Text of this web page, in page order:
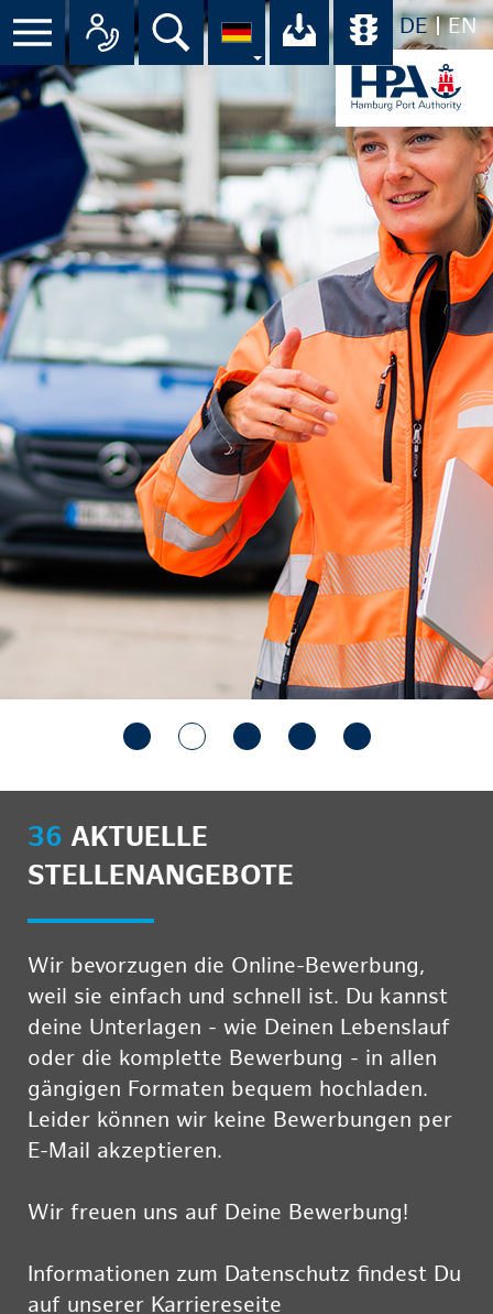
DE EN
Menü Alle Ansprechpartner im
Suche Ihr Download-
36 AKTUELLE
STELLENANGEBOTE
Wir bevorzugen die Online-Bewerbung,
weil sie einfach und schnell ist. Du kannst
deine Unterlagen - wie Deinen Lebenslauf
oder die komplette Bewerbung - in allen
gängigen Formaten bequem hochladen.
Leider können wir keine Bewerbungen per
E-Mail akzeptieren.
Wir freuen uns auf Deine Bewerbung!
Informationen zum Datenschutz findest Du
auf unserer Karriereseite